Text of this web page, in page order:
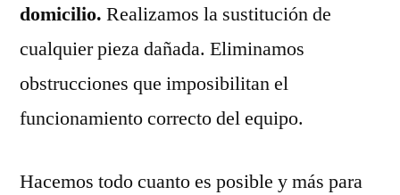
domicilio. Realizamos la sustitución de
cualquier pieza dañada. Eliminamos
obstrucciones que imposibilitan el
funcionamiento correcto del equipo.
Hacemos todo cuanto es posible y más para